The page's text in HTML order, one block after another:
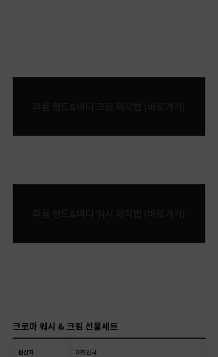
퍼퓸 핸드&바디 크림 제작법 (바로가기)
퍼퓸 핸드&바디 워시 제작법 (바로가기)
크로마 워시 & 크림 선물세트
원산지 대한민국